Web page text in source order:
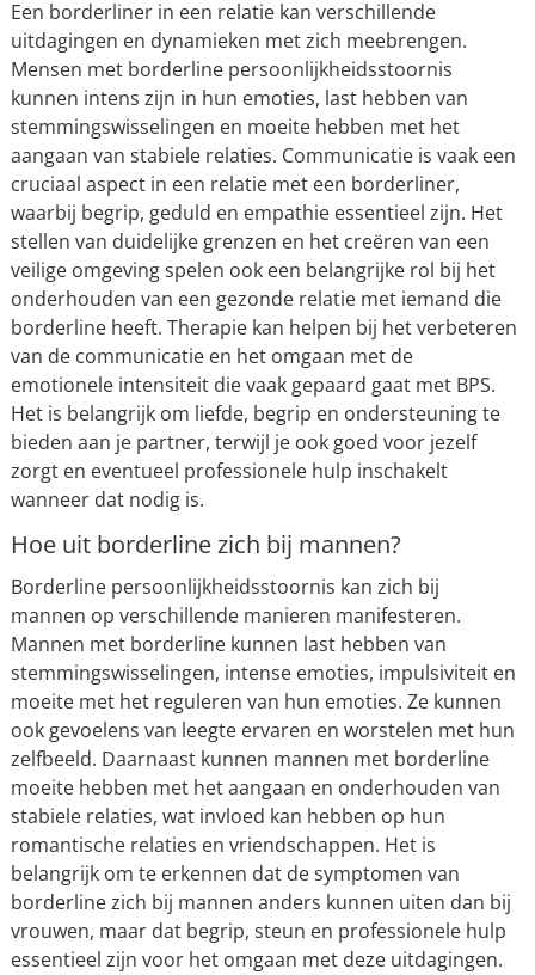
Een borderliner in een relatie kan verschillende
uitdagingen en dynamieken met zich meebrengen.
Mensen met borderline persoonlijkheidsstoornis
kunnen intens zijn in hun emoties, last hebben van
stemmingswisselingen en moeite hebben met het
aangaan van stabiele relaties. Communicatie is vaak een
cruciaal aspect in een relatie met een borderliner,
waarbij begrip, geduld en empathie essentieel zijn. Het
stellen van duidelijke grenzen en het creëren van een
veilige omgeving spelen ook een belangrijke rol bij het
onderhouden van een gezonde relatie met iemand die
borderline heeft. Therapie kan helpen bij het verbeteren
van de communicatie en het omgaan met de
emotionele intensiteit die vaak gepaard gaat met BPS.
Het is belangrijk om liefde, begrip en ondersteuning te
bieden aan je partner, terwijl je ook goed voor jezelf
zorgt en eventueel professionele hulp inschakelt
wanneer dat nodig is.
Hoe uit borderline zich bij mannen?
Borderline persoonlijkheidsstoornis kan zich bij
mannen op verschillende manieren manifesteren.
Mannen met borderline kunnen last hebben van
stemmingswisselingen, intense emoties, impulsiviteit en
moeite met het reguleren van hun emoties. Ze kunnen
ook gevoelens van leegte ervaren en worstelen met hun
zelfbeeld. Daarnaast kunnen mannen met borderline
moeite hebben met het aangaan en onderhouden van
stabiele relaties, wat invloed kan hebben op hun
romantische relaties en vriendschappen. Het is
belangrijk om te erkennen dat de symptomen van
borderline zich bij mannen anders kunnen uiten dan bij
vrouwen, maar dat begrip, steun en professionele hulp
essentieel zijn voor het omgaan met deze uitdagingen.